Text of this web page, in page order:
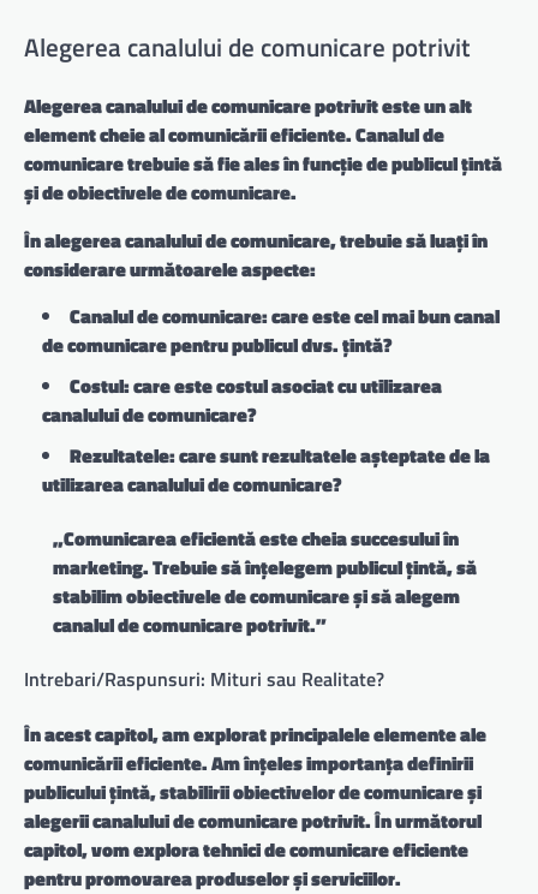
Alegerea canalului de comunicare potrivit
Alegerea canalului de comunicare potrivit este un alt
element cheie al comunicării eficiente. Canalul de
comunicare trebuie să fie ales în funcție de publicul țintă
și de obiectivele de comunicare.
În alegerea canalului de comunicare, trebuie să luați în
considerare următoarele aspecte:
Canalul de comunicare: care este cel mai bun canal
de comunicare pentru publicul dvs. țintă?
Costul: care este costul asociat cu utilizarea
canalului de comunicare?
Rezultatele: care sunt rezultatele așteptate de la
utilizarea canalului de comunicare?
„Comunicarea eficientă este cheia succesului în
marketing. Trebuie să înțelegem publicul țintă, să
stabilim obiectivele de comunicare și să alegem
canalul de comunicare potrivit.”
Intrebari/Raspunsuri: Mituri sau Realitate?
În acest capitol, am explorat principalele elemente ale
comunicării eficiente. Am înțeles importanța definirii
publicului țintă, stabilirii obiectivelor de comunicare și
alegerii canalului de comunicare potrivit. În următorul
capitol, vom explora tehnici de comunicare eficiente
pentru promovarea produselor și serviciilor.